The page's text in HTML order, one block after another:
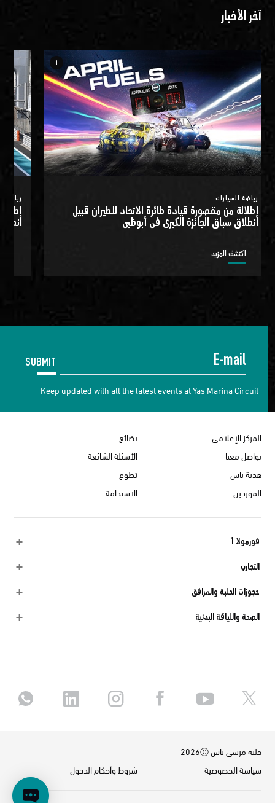
آخر الأخبار
info_i
رياضة السيارات
إطلالة من مقصورة قيادة طائرة الاتحاد للطيران قبيل
انطلاق سباق الجائزة الكبرى في أبوظبي
اكتشف المزيد
رياضة
SUBMIT
Keep updated with all the latest events at Yas Marina Circuit
بضائع
المركز الإعلامي
الأسئلة الشائعة
تواصل معنا
تطوع
هدية ياس
الاستدامة
الموردين
فورمولا 1
التجارب
حجوزات الحلبة والمرافق
الصحة واللياقة البدنية
حلبة مرسى ياس 2026Ⓒ
شروط وأحكام الدخول
سياسة الخصوصية